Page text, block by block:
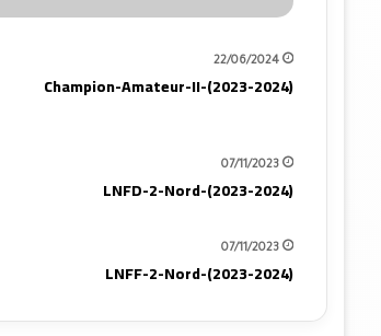
22/06/2024
Champion-Amateur-II-(2023-2024)
07/11/2023
LNFD-2-Nord-(2023-2024)
07/11/2023
LNFF-2-Nord-(2023-2024)